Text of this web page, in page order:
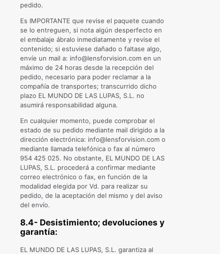
pedido.
Es IMPORTANTE que revise el paquete cuando
se lo entreguen, si nota algún desperfecto en
el embalaje ábralo inmediatamente y revise el
contenido; si estuviese dañado o faltase algo,
envíe un mail a: info@lensforvision.com en un
máximo de 24 horas desde la recepción del
pedido, necesario para poder reclamar a la
compañía de transportes; transcurrido dicho
plazo EL MUNDO DE LAS LUPAS, S.L. no
asumirá responsabilidad alguna.
En cualquier momento, puede comprobar el
estado de su pedido mediante mail dirigido a la
dirección electrónica: info@lensforvision.com o
mediante llamada telefónica o fax al número
954 425 025. No obstante, EL MUNDO DE LAS
LUPAS, S.L. procederá a confirmar mediante
correo electrónico o fax, en función de la
modalidad elegida por Vd. para realizar su
pedido, de la aceptación del mismo y del aviso
del envío.
8.4- Desistimiento; devoluciones y
garantía:
EL MUNDO DE LAS LUPAS, S.L. garantiza al